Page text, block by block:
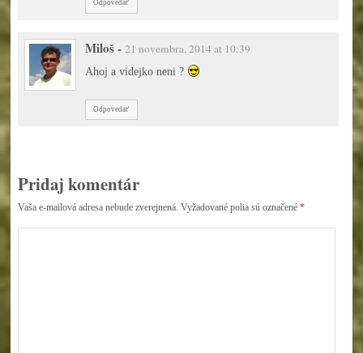
Odpovedať
Miloš- 21 novembra, 2014 at 10:39
Ahoj a videjko neni ?
Odpovedať
Pridaj komentár
Vaša e-mailová adresa nebude zverejnená. Vyžadované polia sú označené *